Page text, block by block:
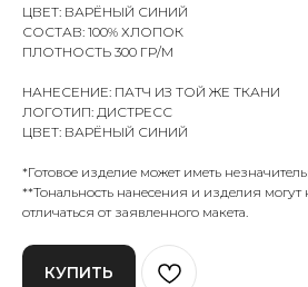
ЦВЕТ: ВАРЁНЫЙ СИНИЙ
СОСТАВ: 100% ХЛОПОК
ПЛОТНОСТЬ 300 ГР/М
НАНЕСЕНИЕ: ПАТЧ ИЗ ТОЙ ЖЕ ТКАНИ
ЛОГОТИП: ДИСТРЕСС
ЦВЕТ: ВАРЁНЫЙ СИНИЙ
*Готовое изделие может иметь
**Тональность нанесения и изделия могут
отличаться от заявленного макета.
КУПИТЬ